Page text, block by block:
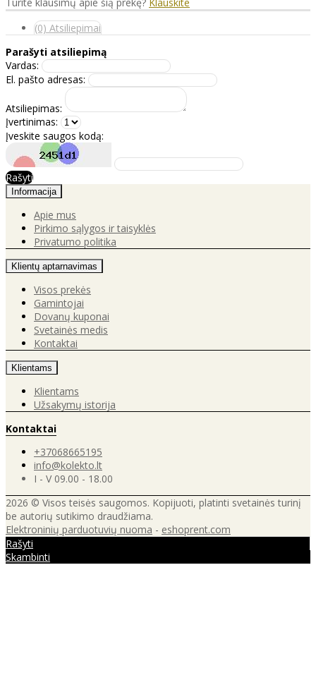
(0) Atsiliepimai
Parašyti atsiliepimą
Vardas:
El. pašto adresas:
Atsiliepimas:
Įvertinimas:
Įveskite saugos kodą:
Rašyti
Informacija
Apie mus
Pirkimo sąlygos ir taisyklės
Privatumo politika
Klientų aptarnavimas
Visos prekės
Gamintojai
Dovanų kuponai
Svetainės medis
Kontaktai
Klientams
Klientams
Užsakymų istorija
Kontaktai
+37068665195
info@kolekto.lt
I - V 09.00 - 18.00
2026 © Visos teisės saugomos. Kopijuoti, platinti svetainės turinį
be autorių sutikimo draudžiama.
Elektroninių parduotuvių nuoma - eshoprent.com
Rašyti
Skambinti